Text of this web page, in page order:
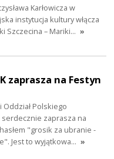
Karłowicza w
instytucja kultury włącza
Szczecina – Mariki… »
zaprasza na Festyn
Polskiego
zaprasza na
"grosik za ubranie -
Jest to wyjątkowa… »